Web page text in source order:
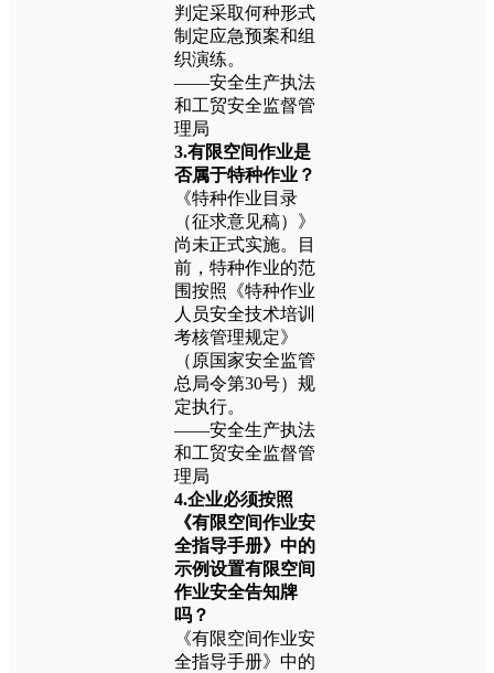
判定采取何种形式
制定应急预案和组
织演练。
——安全生产执法
和工贸安全监督管
理局
3.有限空间作业是
否属于特种作业？
《特种作业目录
（征求意见稿）》
尚未正式实施。目
前，特种作业的范
围按照《特种作业
人员安全技术培训
考核管理规定》
（原国家安全监管
总局令第30号）规
定执行。
——安全生产执法
和工贸安全监督管
理局
4.企业必须按照
《有限空间作业安
全指导手册》中的
示例设置有限空间
作业安全告知牌
吗？
《有限空间作业安
全指导手册》中的